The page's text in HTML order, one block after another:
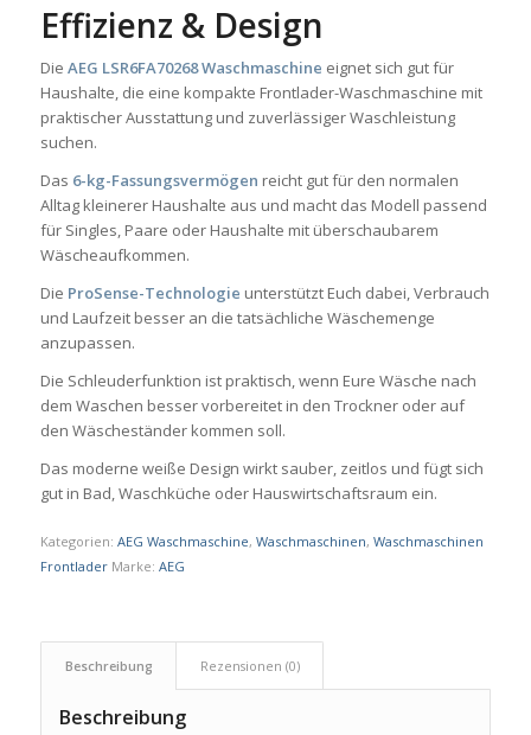
Effizienz & Design
Die AEG LSR6FA70268 Waschmaschine eignet sich gut für
Haushalte, die eine kompakte Frontlader-Waschmaschine mit
praktischer Ausstattung und zuverlässiger Waschleistung
suchen.
Das 6-kg-Fassungsvermögen reicht gut für den normalen
Alltag kleinerer Haushalte aus und macht das Modell passend
für Singles, Paare oder Haushalte mit überschaubarem
Wäscheaufkommen.
Die ProSense-Technologie unterstützt Euch dabei, Verbrauch
und Laufzeit besser an die tatsächliche Wäschemenge
anzupassen.
Die Schleuderfunktion ist praktisch, wenn Eure Wäsche nach
dem Waschen besser vorbereitet in den Trockner oder auf
den Wäscheständer kommen soll.
Das moderne weiße Design wirkt sauber, zeitlos und fügt sich
gut in Bad, Waschküche oder Hauswirtschaftsraum ein.
Kategorien: AEG Waschmaschine, Waschmaschinen, Waschmaschinen
Frontlader Marke: AEG
Beschreibung Rezensionen (0)
Beschreibung